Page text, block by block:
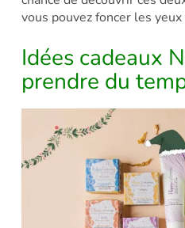
vous pouvez foncer les
Idées cadeaux
prendre du